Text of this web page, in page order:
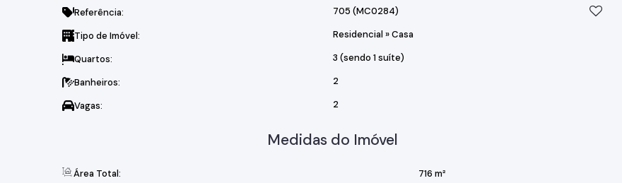
Referência: 705 (MC0284)
Tipo de Imóvel: Residencial »Casa
Quartos: 3 (sendo 1 suíte)
Banheiros: 2
Vagas: 2
Medidas do Imóvel
Área Total:
716 m²